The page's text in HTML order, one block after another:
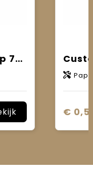
Custommade envelop 75x200mm
€